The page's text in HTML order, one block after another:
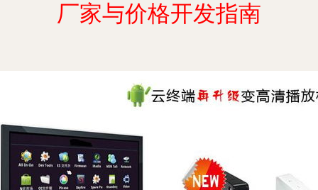
厂家与价格开发指南